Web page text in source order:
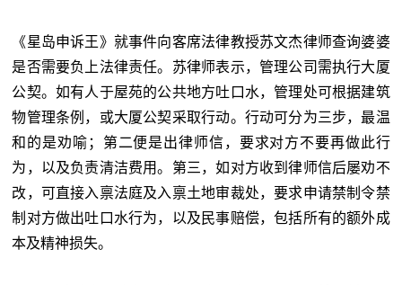
《星岛申诉王》就事件向客席法律教授苏文杰律师查询婆婆
是否需要负上法律责任。苏律师表示，管理公司需执行大厦
公契。如有人于屋苑的公共地方吐口水，管理处可根据建筑
物管理条例，或大厦公契采取行动。行动可分为三步，最温
和的是劝喻；第二便是出律师信，要求对方不要再做此行
为，以及负责清洁费用。第三，如对方收到律师信后屡劝不
改，可直接入禀法庭及入禀土地审裁处，要求申请禁制令禁
制对方做出吐口水行为，以及民事赔偿，包括所有的额外成
本及精神损失。